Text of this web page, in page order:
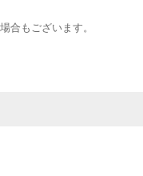
合もございます。